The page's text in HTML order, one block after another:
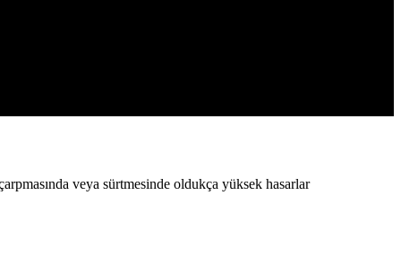
veya sürtmesinde oldukça yüksek hasarlar